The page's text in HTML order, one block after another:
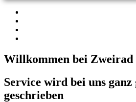
Willkommen bei
Service wird bei uns ganz
geschrieben